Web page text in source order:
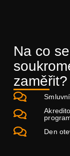
Na co
zaměřit?
Den